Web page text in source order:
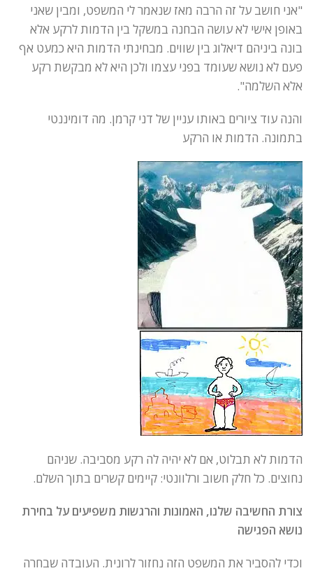
"אני חושב על זה הרבה מאז שנאמר לי המשפט, ומבין שאני
באופן אישי לא עושה הבחנה במשקל בין הדמות לרקע אלא
בונה ביניהם דיאלוג בין שווים. מבחינתי הדמות היא כמעט אף
פעם לא נושא שעומד בפני עצמו ולכן היא לא מבקשת רקע
אלא השלמה".
והנה עוד ציורים באותו עניין של דני קרמן. מה דומיננטי
בתמונה. הדמות או הרקע
הדמות לא תבלוט, אם לא יהיה לה רקע מסביבה. שניהם
נחוצים. כל חלק חשוב ורלוונטי: קיימים קשרים בתוך השלם.
צורת החשיבה שלנו, האמונות והרגשות משפיעים על בחירת
נושא הפגישה
וכדי להסביר את המשפט הזה נחזור לרונית. העובדה שבחרה